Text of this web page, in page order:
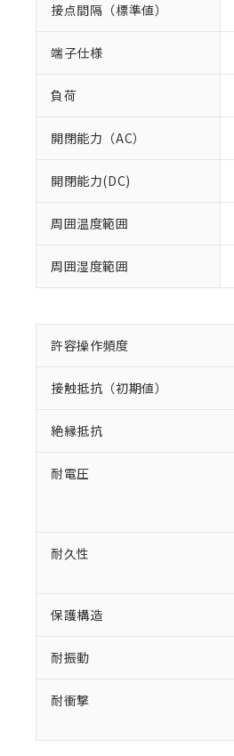
接点間隔（標準値）
端子仕様
負荷
開閉能力（AC）
開閉能力(DC)
周囲温度範囲
周囲湿度範囲
許容操作頻度
接触抵抗（初期値）
絶縁抵抗
耐電圧
耐久性
保護構造
耐振動
耐衝撃